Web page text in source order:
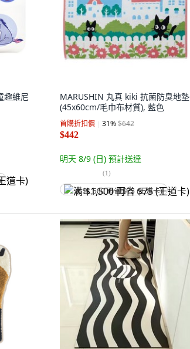
趣維尼
MARUSHIN 丸真 kiki 抗菌防臭地墊
(45x60cm/毛巾布材質), 藍色
首購折扣價 31%$642
$442
明天 8/9 (日) 預計送達
(1)
满 $1,500 再省 $75 (王道卡)